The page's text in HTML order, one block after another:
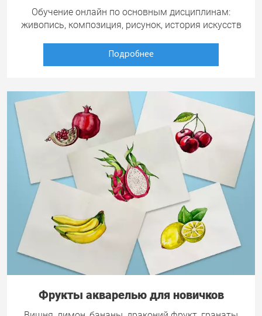
Обучение онлайн по основным дисциплинам:
живопись, композиция, рисунок, история искусств
Подробнее
Фрукты акварелью для новичков